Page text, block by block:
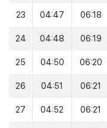
23 04:47 06:18
24 04:48 06:19
25 04:50 06:20
26 04:51 06:21
27 04:52 06:21